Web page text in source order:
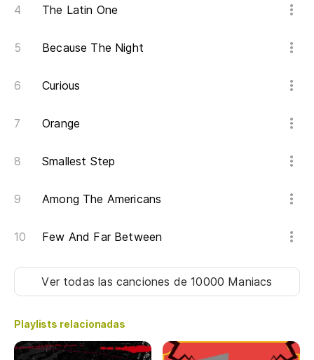
The Latin One
Because The Night
Curious
Orange
Smallest Step
Among The Americans
Few And Far Between
Ver todas las canciones de 10000 Maniacs
Playlists relacionadas